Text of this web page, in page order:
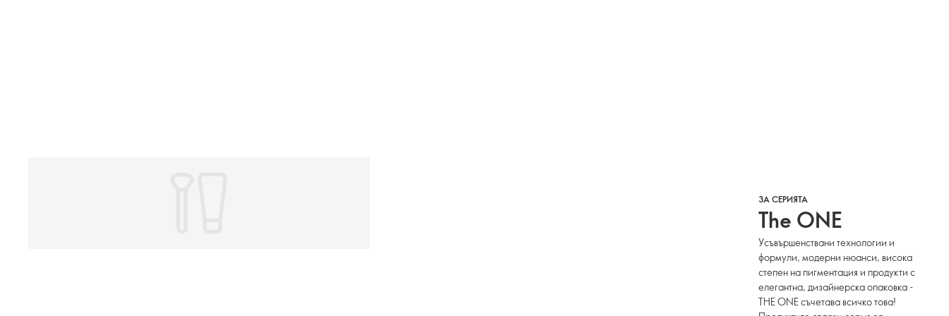
ЗА СЕРИЯТА
The ONE
Усъвършенствани технологии и
формули, модерни нюанси, висока
степен на пигментация и продукти с
елегантна, дизайнерска опаковка -
THE ONE съчетава всичко това!